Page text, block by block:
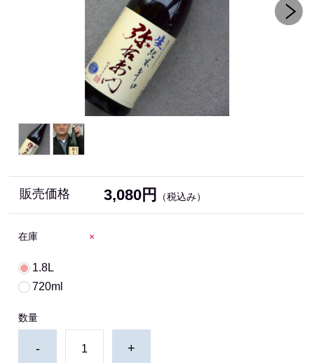
販売価格 3,080円 （税込み）
在庫 ×
1.8L
720ml
数量
- +